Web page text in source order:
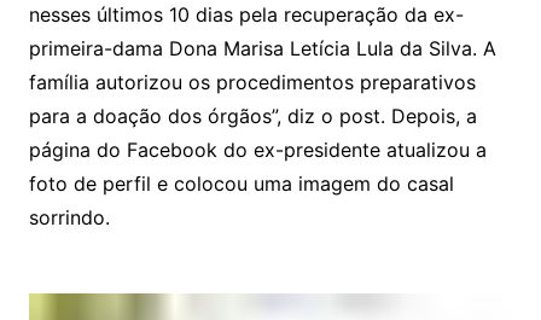
nesses últimos 10 dias pela recuperação da ex-
primeira-dama Dona Marisa Letícia Lula da Silva. A
família autorizou os procedimentos preparativos
para a doação dos órgãos”, diz o post. Depois, a
página do Facebook do ex-presidente atualizou a
foto de perfil e colocou uma imagem do casal
sorrindo.